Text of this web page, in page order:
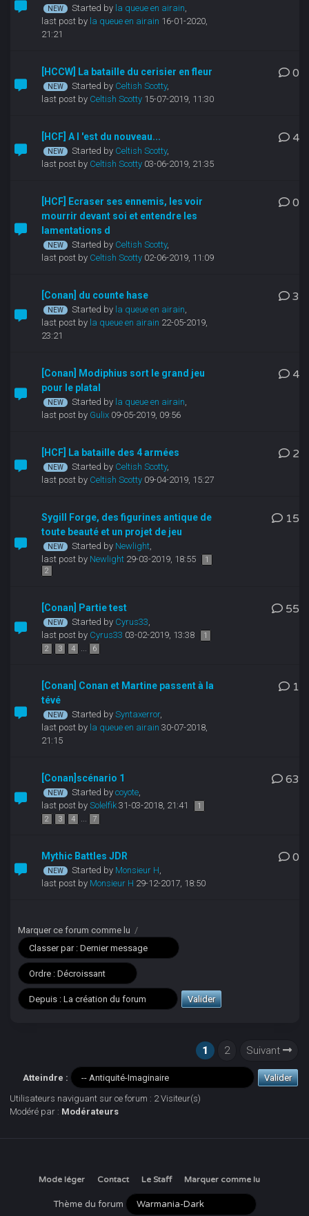
Started by la queue en airain,
last post by la queue en airain 16-01-2020,
21:21
[HCCW] La bataille du cerisier en fleur
Started by Celtish Scotty,
last post by Celtish Scotty15-07-2019, 11:30
0
[HCF] A l 'est du nouveau...
Started by Celtish Scotty,
last post by Celtish Scotty03-06-2019, 21:35
4
[HCF] Ecraser ses ennemis, les voir
mourrir devant soi et entendre les
lamentations d
Started by Celtish Scotty,
last post by Celtish Scotty02-06-2019, 11:09
0
[Conan] du counte hase
Started by la queue en airain,
last post by la queue en airain 22-05-2019,
23:21
3
[Conan] Modiphius sort le grand jeu
pour le platal
Started by la queue en airain,
last post by Gulix09-05-2019, 09:56
4
[HCF] La bataille des 4 armées
Started by Celtish Scotty,
last post by Celtish Scotty09-04-2019, 15:27
2
Sygill Forge, des figurines antique de
toute beauté et un projet de jeu
Started by Newlight,
last post by Newlight29-03-2019, 18:55
1
2
15
[Conan] Partie test
Started by Cyrus33,
last post by Cyrus33 03-02-2019, 13:38
1
2
3 4 ... 6
55
[Conan] Conan et Martine passent à la
tévé
Started by Syntaxerror,
last post by la queue en airain 30-07-2018,
21:15
1
[Conan]scénario 1
Started by coyote,
last post by Solelfik31-03-2018, 21:41
1
2
3 4 ... 7
63
Mythic Battles JDR
Started by Monsieur H,
last post by Monsieur H 29-12-2017, 18:50
0
Marquer ce forum comme lu /
1 2 Suivant
Atteindre :
Utilisateurs naviguant sur ce forum : 2 Visiteur(s)
Modéré par : Modérateurs
Mode léger Contact Le Staff Marquer comme lu
Thème du forum